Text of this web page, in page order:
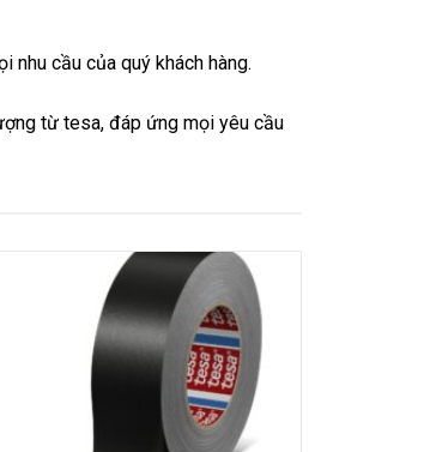
nhu cầu của quý khách hàng.
từ tesa, đáp ứng mọi yêu cầu